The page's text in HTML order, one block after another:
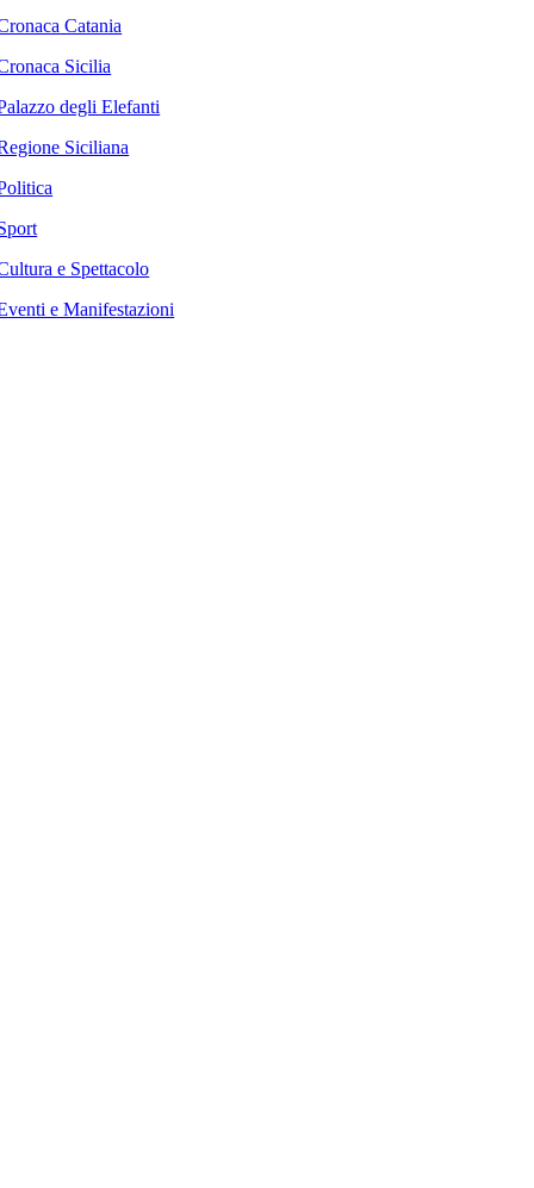
Catania
Sicilia
degli Elefanti
Siciliana
e Spettacolo
e Manifestazioni